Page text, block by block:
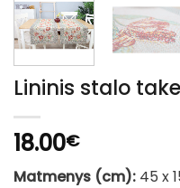
Lininis stalo
18.00€
Matmenys (cm): 45 x